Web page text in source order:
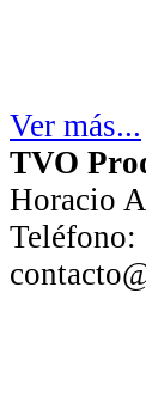
Ver más...
TVO
Horacio
Teléfono: